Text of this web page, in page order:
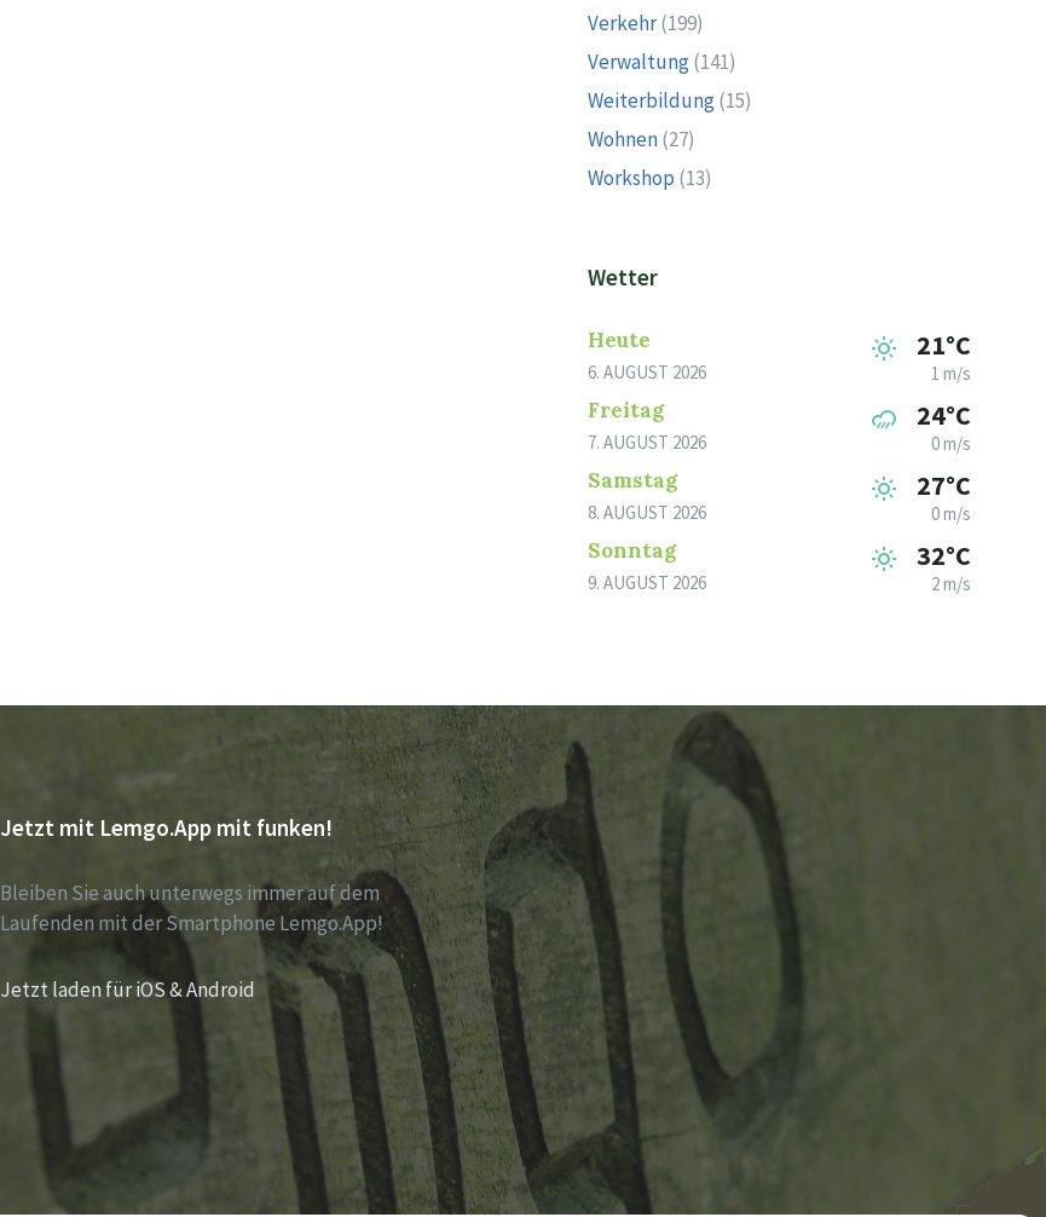
Verkehr(199)
Verwaltung(141)
Weiterbildung(15)
Wohnen(27)
Workshop (13)
Wetter
Heute
6. AUGUST 2026
21°C
1 m/s
Freitag
7. AUGUST 2026
24°C
0 m/s
Samstag
8. AUGUST 2026
27°C
0 m/s
Sonntag
9. AUGUST 2026
32°C
2 m/s
Jetzt mit Lemgo.App mit funken!
Bleiben Sie auch unterwegs immer auf dem
Laufenden mit der Smartphone Lemgo.App!
Jetzt laden für iOS & Android